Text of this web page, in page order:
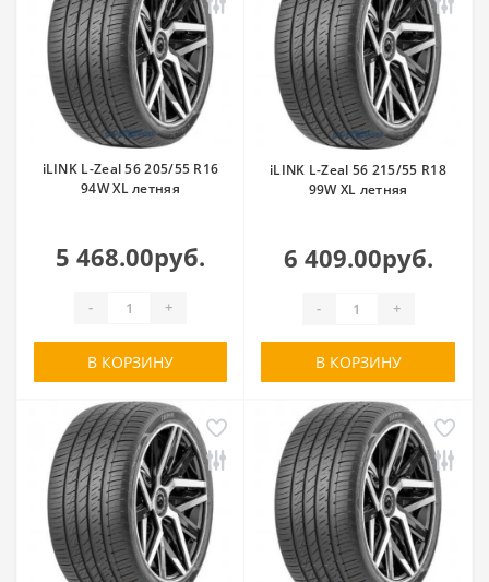
iLINK L-Zeal 56 205/55 R16
94W XL летняя
5 468.00руб.
- +
В КОРЗИНУ
iLINK L-Zeal 56 215/55 R18
99W XL летняя
6 409.00руб.
- +
В КОРЗИНУ